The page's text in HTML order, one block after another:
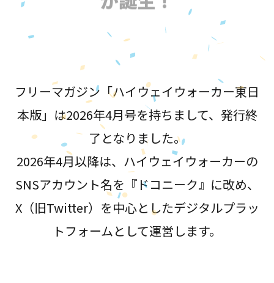
フリーマガジン「ハイウェイウォーカー東日
本版」は2026年4月号を持ちまして、発行終
了となりました。
2026年4月以降は、ハイウェイウォーカーの
SNSアカウント名を『ドコニーク』に改め、
X（旧Twitter）を中心としたデジタルプラッ
トフォームとして運営します。